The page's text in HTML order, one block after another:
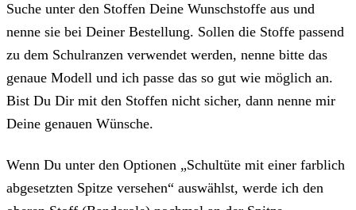
Suche unter den Stoffen Deine Wunschstoffe aus und
nenne sie bei Deiner Bestellung. Sollen die Stoffe passend
zu dem Schulranzen verwendet werden, nenne bitte das
genaue Modell und ich passe das so gut wie möglich an.
Bist Du Dir mit den Stoffen nicht sicher, dann nenne mir
Deine genauen Wünsche.
Wenn Du unter den Optionen „Schultüte mit einer farblich
abgesetzten Spitze versehen“ auswählst, werde ich den